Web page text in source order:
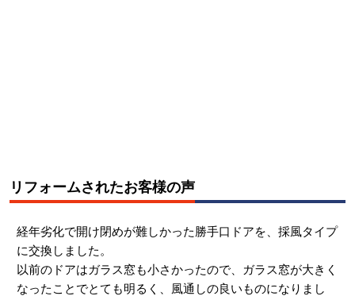
リフォームされたお客様の声
経年劣化で開け閉めが難しかった勝手口ドアを、採風タイプ
に交換しました。
以前のドアはガラス窓も小さかったので、ガラス窓が大きく
なったことでとても明るく、風通しの良いものになりまし